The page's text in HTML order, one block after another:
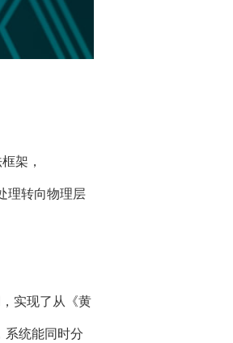
架，
理转向物理层
实现了从《黄
系统能同时分